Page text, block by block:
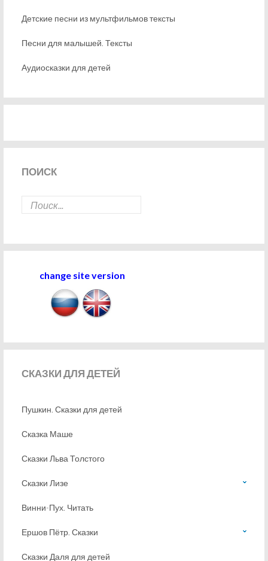
Детские песни из мультфильмов тексты
Песни для малышей. Тексты
Аудиосказки для детей
ПОИСК
change site version
СКАЗКИДЛЯ ДЕТЕЙ
Пушкин. Сказки для детей
Сказка Маше
Сказки Льва Толстого
Сказки Лизе
Винни-Пух. Читать
Ершов Пётр. Сказки
Сказки Даля для детей